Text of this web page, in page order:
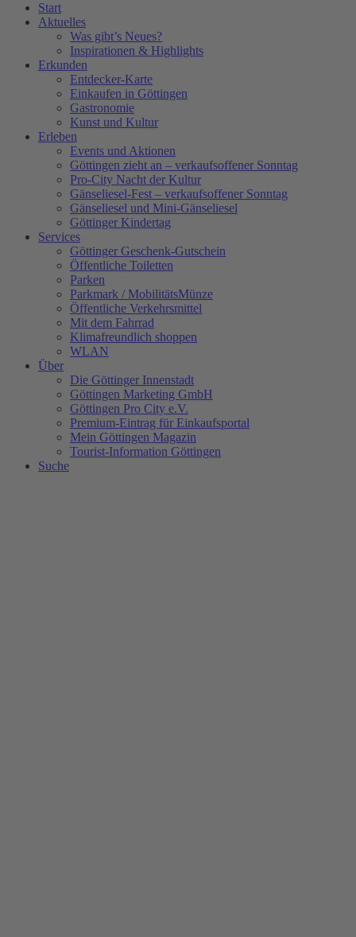
Start
Aktuelles
Was gibt’s Neues?
Inspirationen & Highlights
Erkunden
Entdecker-Karte
Einkaufen in Göttingen
Gastronomie
Kunst und Kultur
Erleben
Events und Aktionen
Göttingen zieht an – verkaufsoffener Sonntag
Pro-City Nacht der Kultur
Gänseliesel-Fest – verkaufsoffener Sonntag
Gänseliesel und Mini-Gänseliesel
Göttinger Kindertag
Services
Göttinger Geschenk-Gutschein
Öffentliche Toiletten
Parken
Parkmark / MobilitätsMünze
Öffentliche Verkehrsmittel
Mit dem Fahrrad
Klimafreundlich shoppen
WLAN
Über
Die Göttinger Innenstadt
Göttingen Marketing GmbH
Göttingen Pro City e.V.
Premium-Eintrag für Einkaufsportal
Mein Göttingen Magazin
Tourist-Information Göttingen
Suche